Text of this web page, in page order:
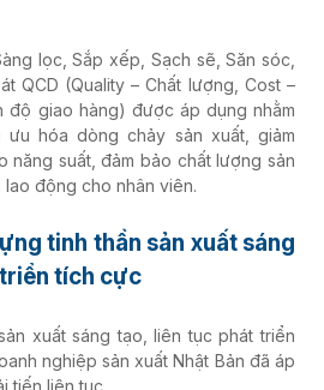
lọc, Sắp xếp, Sạch sẽ, Săn sóc,
QCD (Quality – Chất lượng, Cost –
độ giao hàng) được áp dụng nhằm
hóa dòng chảy sản xuất, giảm
năng suất, đảm bảo chất lượng sản
động cho nhân viên.
tinh thần sản xuất sáng
tích cực
xuất sáng tạo, liên tục phát triển
nghiệp sản xuất Nhật Bản đã áp
tiến liên tục.